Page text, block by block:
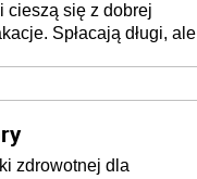
urlop po cichu
cieszą się z dobrej
Spłacają długi, ale
zdrowotnej dla